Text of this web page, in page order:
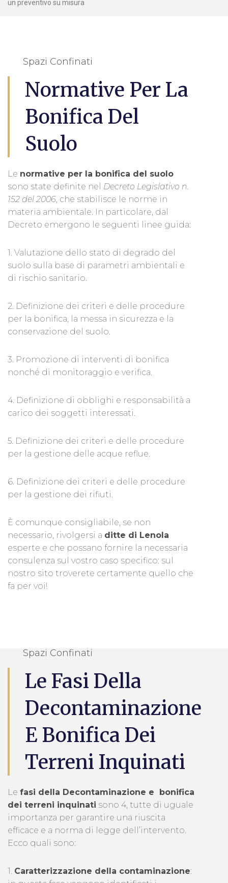
un preventivo su misura
Spazi Confinati
Normative Per La
Bonifica Del
Suolo
Le normative per la bonifica del suolo
sono state definite nel Decreto Legislativo n.
152 del 2006, che stabilisce le norme in
materia ambientale. In particolare, dal
Decreto emergono le seguenti linee guida:
1. Valutazione dello stato di degrado del
suolo sulla base di parametri ambientali e
di rischio sanitario.
2. Definizione dei criteri e delle procedure
per la bonifica, la messa in sicurezza e la
conservazione del suolo.
3. Promozione di interventi di bonifica
nonché di monitoraggio e verifica.
4. Definizione di obblighi e responsabilità a
carico dei soggetti interessati.
5. Definizione dei criteri e delle procedure
per la gestione delle acque reflue.
6. Definizione dei criteri e delle procedure
per la gestione dei rifiuti.
È comunque consigliabile, se non
necessario, rivolgersi a ditte di Lenola
esperte e che possano fornire la necessaria
consulenza sul vostro caso specifico: sul
nostro sito troverete certamente quello che
fa per voi!
Spazi Confinati
Le Fasi Della
Decontaminazione
E Bonifica Dei
Terreni Inquinati
Le fasi della Decontaminazione e bonifica
dei terreni inquinati sono 4, tutte di uguale
importanza per garantire una riuscita
efficace e a norma di legge dell’intervento.
Ecco quali sono:
1. Caratterizzazione della contaminazione: